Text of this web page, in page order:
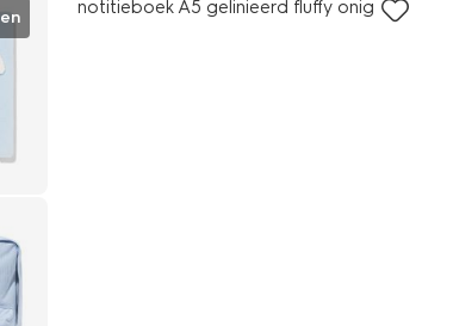
notitieboek A5 gelinieerd fluffy onigiri